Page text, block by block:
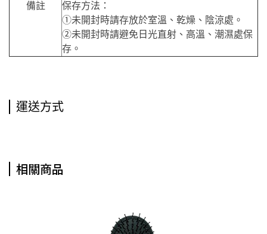
備註
保存方法：
①未開封時請存放於室溫、乾燥、陰涼處。
②未開封時請避免日光直射、高溫、潮濕處保
存。
運送方式
相關商品